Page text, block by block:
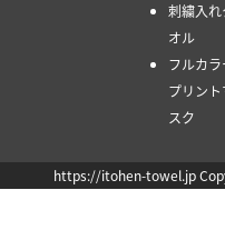
刺繍入れ
オル
フルカラ
プリント
スク
https://itohen-towel.jp